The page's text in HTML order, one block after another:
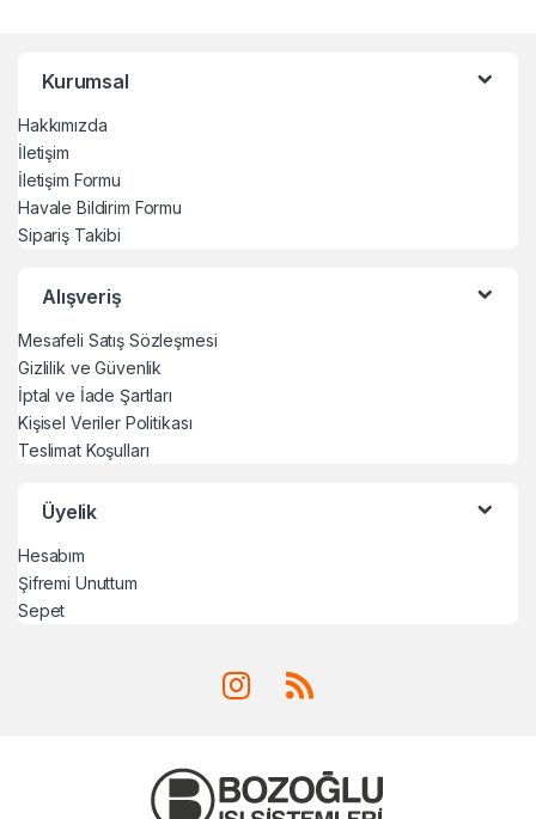
Kurumsal
Hakkımızda
İletişim
İletişim Formu
Havale Bildirim Formu
Sipariş Takibi
Alışveriş
Mesafeli Satış Sözleşmesi
Gizlilik ve Güvenlik
İptal ve İade Şartları
Kişisel Veriler Politikası
Teslimat Koşulları
Üyelik
Hesabım
Şifremi Unuttum
Sepet